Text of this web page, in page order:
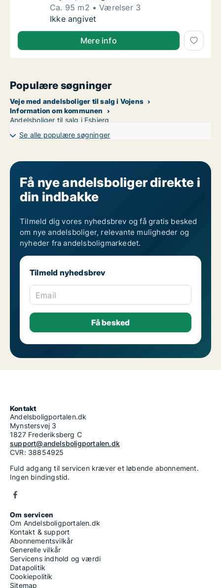
Ca. 95 m2
Værelser 3
Ca. 95 m2 andelsbolig til salg i 6500
Ikke angivet
Mere info
Populære søgninger
Veje med andelsboliger til salg i Vojens
Information om kommunen
Andelsboliger til salg i Esbjerg
Se alle populære søgninger
Få nye andelsboliger direkte i
din indbakke
Tilmeld dig vores nyhedsbrev og få gratis besked
om nye andelsboliger, relevante muligheder og
nyheder fra andelsboligmarkedet.
Tilmeld nyhedsbrev
Email
Kontakt
Andelsboligportalen.dk
Mynstersvej 3
1827 Frederiksberg C
support@andelsboligportalen.dk
CVR: 38854925
Fuld adgang til servicen kræver et løbende abonnement.
Ingen bindingstid.
Om servicen
Om Andelsboligportalen.dk
Kontakt & support
Abonnementsvilkår
Generelle vilkår
Servicens indhold og værdi
Datapolitik
Cookiepolitik
Sitemap